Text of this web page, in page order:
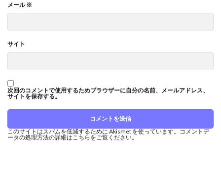
メール※
サイト
次回のコメントで使用するためブラウザーに自分の名前、メールアドレス、
サイトを保存する。
このサイトはスパムを低減するために Akismet を使っています。コメントデ
ータの処理方法の詳細はこちらをご覧ください。